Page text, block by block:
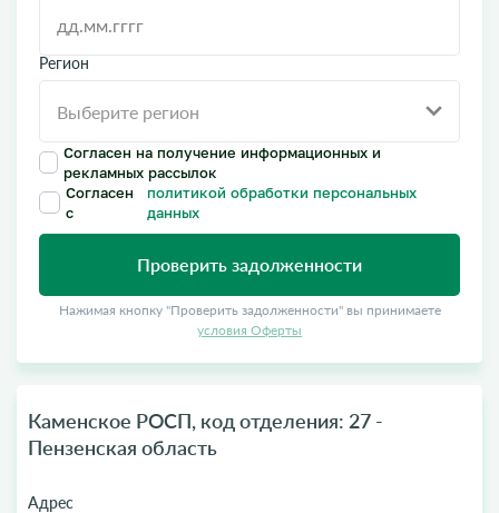
Регион
Согласен на получение информационных и
рекламных рассылок
Согласен
с
политикой обработки персональных
данных
Проверить задолженности
Нажимая кнопку "Проверить задолженности" вы принимаете
условия Оферты
Каменское РОСП, код отделения: 27 -
Пензенская область
Адрес